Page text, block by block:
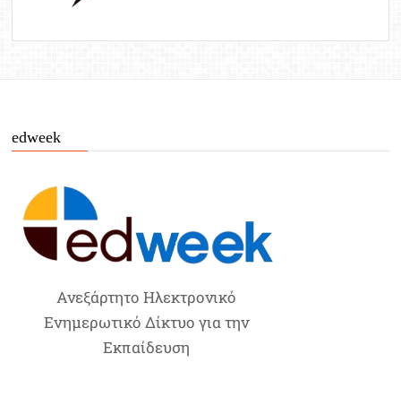
edweek
Ανεξάρτητο Ηλεκτρονικό
Ενημερωτικό Δίκτυο για την
Εκπαίδευση